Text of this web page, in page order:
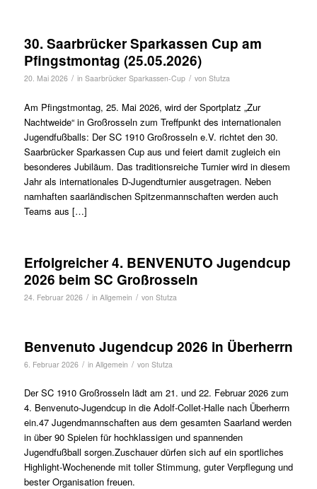
30. Saarbrücker Sparkassen Cup am
Pfingstmontag (25.05.2026)
20. Mai 2026 / in Saarbrücker Sparkassen-Cup / von Stutza
Am Pfingstmontag, 25. Mai 2026, wird der Sportplatz „Zur
Nachtweide“ in Großrosseln zum Treffpunkt des internationalen
Jugendfußballs: Der SC 1910 Großrosseln e.V. richtet den 30.
Saarbrücker Sparkassen Cup aus und feiert damit zugleich ein
besonderes Jubiläum. Das traditionsreiche Turnier wird in diesem
Jahr als internationales D-Jugendturnier ausgetragen. Neben
namhaften saarländischen Spitzenmannschaften werden auch
Teams aus […]
Erfolgreicher 4. BENVENUTO Jugendcup
2026 beim SC Großrosseln
24. Februar 2026 / in Allgemein / von Stutza
Benvenuto Jugendcup 2026 in Überherrn
6. Februar 2026 / in Allgemein / von Stutza
Der SC 1910 Großrosseln lädt am 21. und 22. Februar 2026 zum
4. Benvenuto-Jugendcup in die Adolf-Collet-Halle nach Überherrn
ein.47 Jugendmannschaften aus dem gesamten Saarland werden
in über 90 Spielen für hochklassigen und spannenden
Jugendfußball sorgen.Zuschauer dürfen sich auf ein sportliches
Highlight-Wochenende mit toller Stimmung, guter Verpflegung und
bester Organisation freuen.